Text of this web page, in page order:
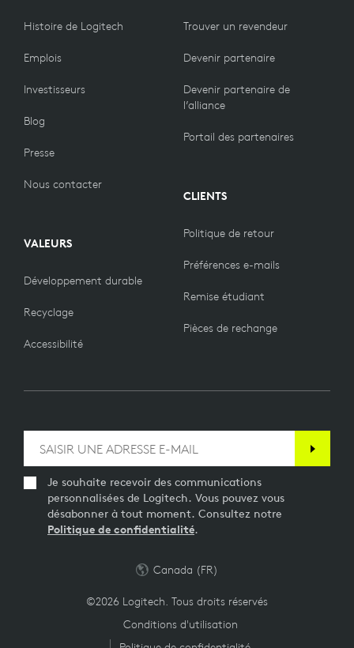
Histoire de Logitech
Emplois
Investisseurs
Blog
Presse
Nous contacter
VALEURS
Développement durable
Recyclage
Accessibilité
Trouver un revendeur
Devenir partenaire
Devenir partenaire de
l’alliance
Portail des partenaires
CLIENTS
Politique de retour
Préférences e-mails
Remise étudiant
Pièces de rechange
Je souhaite recevoir des communications
personnalisées de Logitech. Vous pouvez vous
désabonner à tout moment. Consultez notre
Politique de confidentialité.
©2026 Logitech. Tous droits réservés
Conditions d'utilisation
Canada (FR)